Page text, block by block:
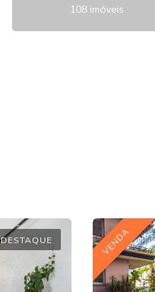
108 imóveis
DESTAQUE VENDA